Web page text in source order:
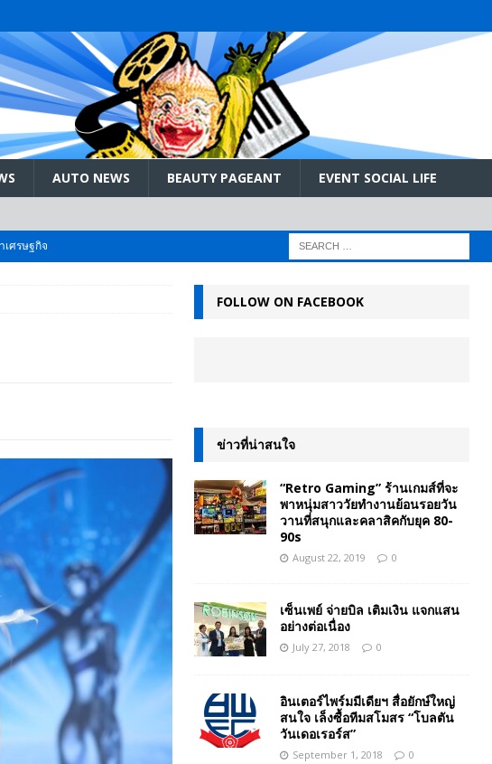
AUTO NEWS BEAUTY PAGEANT EVENT SOCIAL LIFE
ศรษฐกิจ
– 5
ใหญ่’ ใน
FOLLOW ON FACEBOOK
ข่าวที่น่าสนใจ
“Retro Gaming” ร้านเกมส์ที่จะ
พาหนุ่มสาววัยทำงานย้อนรอยวัน
วานที่สนุกและคลาสิคกับยุค 80-
90s
August 22, 2019 0
เซ็นเพย์ จ่ายบิล เติมเงิน แจกแสน
อย่างต่อเนื่อง
July 27, 2018 0
อินเตอร์ไพร์มมีเดียฯ สื่อยักษ์ใหญ่
สนใจ เล็งซื้อทีมสโมสร “โบลตัน
วันเดอเรอร์ส”
September 1, 2018 0